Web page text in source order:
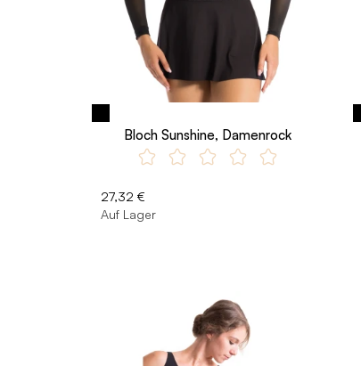
Bloch Sunshine, Damenrock
27,32 €
Auf Lager